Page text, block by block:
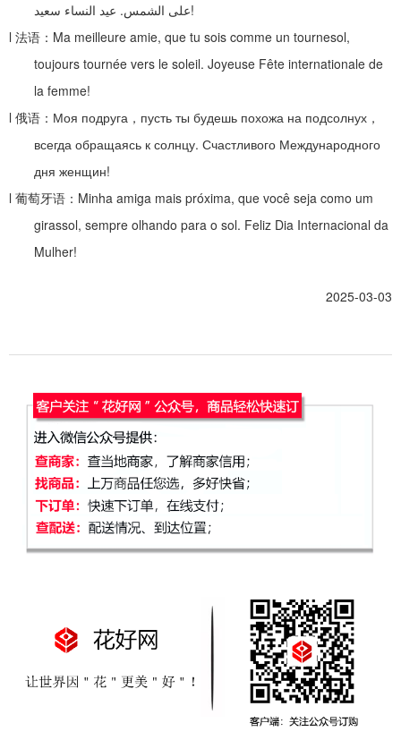
على الشمس. عيد النساء سعيد
!
l 法语： Ma meilleure amie, que tu sois comme un tournesol,
toujours tournée vers le soleil. Joyeuse Fête internationale de
la femme!
l 俄语： Моя подруга ， пусть ты будешь похожа на подсолнух ，
всегда обращаясь к солнцу. Счастливого Международного
дня женщин!
l 葡萄牙语： Minha amiga mais próxima, que você seja como um
girassol, sempre olhando para o sol. Feliz Dia Internacional da
Mulher!
2025-03-03